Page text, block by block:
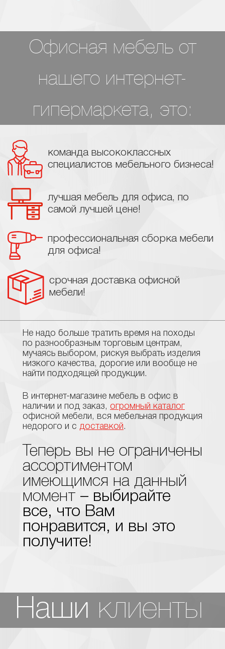
Офисная мебель от
нашего интернет-
гипермаркета, это:
команда высококлассных
специалистов мебельного бизнеса!
лучшая мебель для офиса, по
самой лучшей цене!
профессиональная сборка мебели
для офиса!
срочная доставка офисной
мебели!
Не надо больше тратить время на походы
по разнообразным торговым центрам,
мучаясь выбором, рискуя выбрать изделия
низкого качества, дорогие или вообще не
найти подходящей продукции.
В интернет-магазине мебель в офис в
наличии и под заказ, огромный каталог
офисной мебели, вся мебельная продукция
недорого и с доставкой.
Теперь вы не ограничены
ассортиментом
имеющимся на данный
момент – выбирайте
все, что Вам
понравится, и вы это
получите!
Наши клиенты